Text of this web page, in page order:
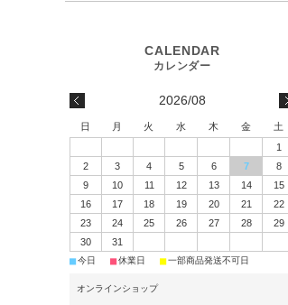
2026/08
日 月 火 水 木 金
土
1
2
3 4 5 6 7
8
9
10 11 12 13 14
15
16
17 18 19 20 21
22
23
24 25 26 27 28
29
30
31
■今日 ■休業日 ■一部商品発送不可日
オンラインショップ